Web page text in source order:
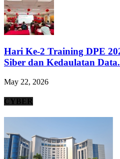
Hari Ke-2 Training DPE
Siber dan Kedaulatan
May 22, 2026
CYBER